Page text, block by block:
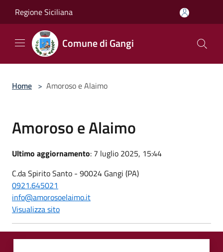
Regione Siciliana
Comune di Gangi
Home > Amoroso e Alaimo
Amoroso e Alaimo
Ultimo aggiornamento: 7 luglio 2025, 15:44
C.da Spirito Santo - 90024 Gangi (PA)
0921.645021
info@amorosoelaimo.it
Visualizza sito